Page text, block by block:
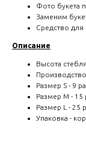
Фото букета
Заменим
Средство
Описание
Высота
Размер S - 9
Размер M - 15
Размер L - 25
Упаковка -